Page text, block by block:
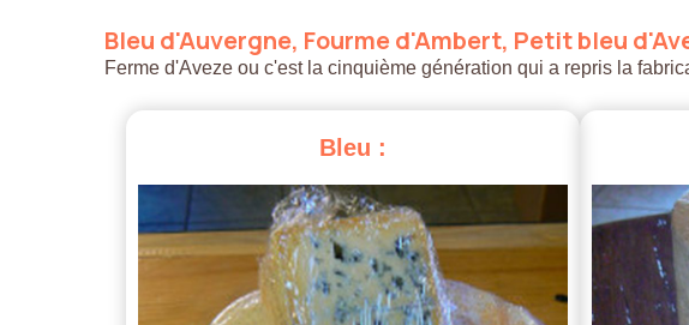
Bleu d'Auvergne, Fourmed'Ambert, Petitbleu
Ferme d'Aveze ou c'est la cinquième génération qui a repris la
Bleu :